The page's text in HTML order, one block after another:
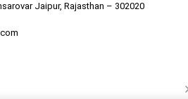
Jaipur, Rajasthan – 302020